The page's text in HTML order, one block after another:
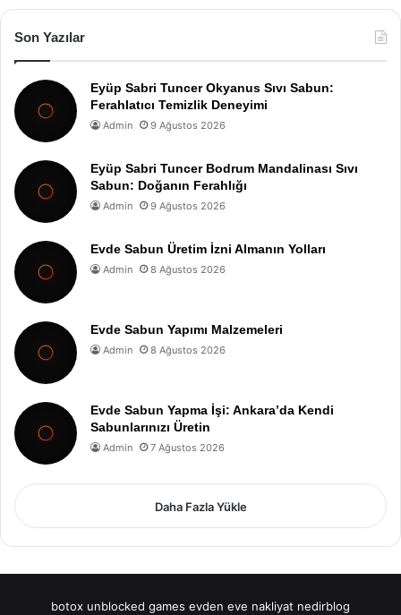
Son Yazılar
Eyüp Sabri Tuncer Okyanus Sıvı Sabun:
Ferahlatıcı Temizlik Deneyimi
Admin 9 Ağustos 2026
Eyüp Sabri Tuncer Bodrum Mandalinası Sıvı
Sabun: Doğanın Ferahlığı
Admin 9 Ağustos 2026
Evde Sabun Üretim İzni Almanın Yolları
Admin 8 Ağustos 2026
Evde Sabun Yapımı Malzemeleri
Admin 8 Ağustos 2026
Evde Sabun Yapma İşi: Ankara’da Kendi
Sabunlarınızı Üretin
Admin 7 Ağustos 2026
Daha Fazla Yükle
botox unblocked games evden eve nakliyat nedirblog